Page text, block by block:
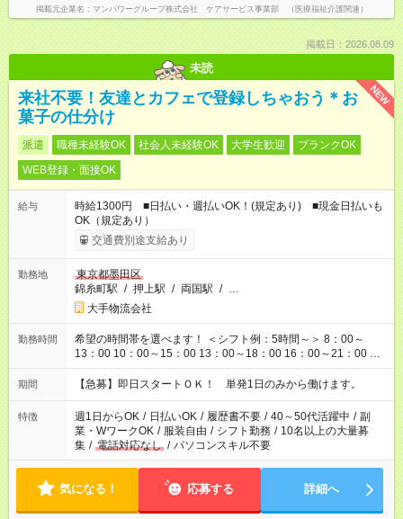
掲載元企業名 マンパワーグループ株式会社 ケアサービス事業部 （医療福祉介護関連）
掲載日：2026.08.09
未読
NEW
来社不要！友達とカフェで登録しちゃおう＊お
菓子の仕分け
派遣 職種未経験OK 社会人未経験OK 大学生歓迎
ブランクOK
WEB登録・面接OK
給与
時給1300円 ■日払い・週払いOK！(規定あり) ■現金日払いも
OK（規定あり）
交通費別途支給あり
勤務地
東京都墨田区
錦糸町駅 / 押上駅 / 両国駅 / …
大手物流会社
勤務時間
希望の時間帯を選べます！ ＜シフト例：5時間～＞ 8：00～
13：00 10：00～15：00 13：00～18：00 16：00～21：00 ＜
シフト例：8時間～＞ ・10：00～19：00 ・13：00～22：00 ・
22：00～翌6：00 など！是非ご希望をお聞かせください！
期間 【急募】即日スタートＯＫ！ 単発1日のみから働けます。
特徴 週1日からOK / 日払いOK / 履歴書不要 / 40～50代活躍中 / 副
業・WワークOK / 服装自由 / シフト勤務 / 10名以上の大量募
集 / 電話対応なし / パソコンスキル不要
気になる！ 応募する 詳細へ